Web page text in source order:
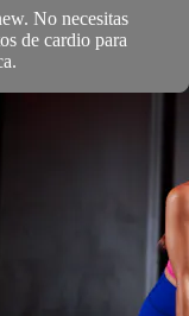
No necesitas
de cardio para